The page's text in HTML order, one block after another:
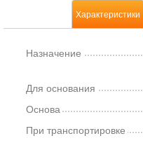
Характеристики
Назначение
Для основания
Основа
При транспортировке